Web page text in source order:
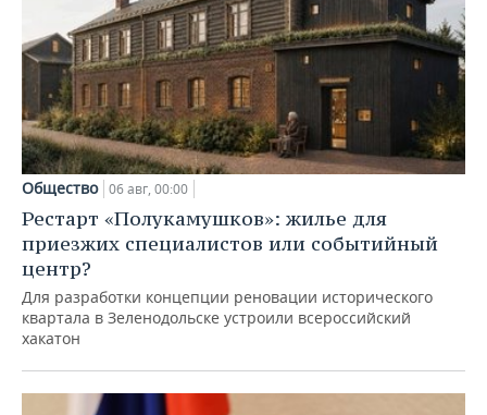
Общество 06 авг, 00:00
Рестарт «Полукамушков»: жилье для
приезжих специалистов или событийный
центр?
Для разработки концепции реновации исторического
квартала в Зеленодольске устроили всероссийский
хакатон